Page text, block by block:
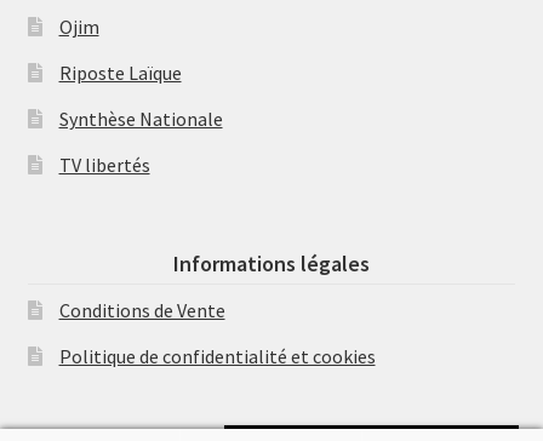
Ojim
Riposte Laïque
Synthèse Nationale
TV libertés
Informations légales
Conditions de Vente
Politique de confidentialité et cookies